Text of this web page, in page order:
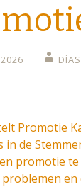
Promotie
de
promotie te